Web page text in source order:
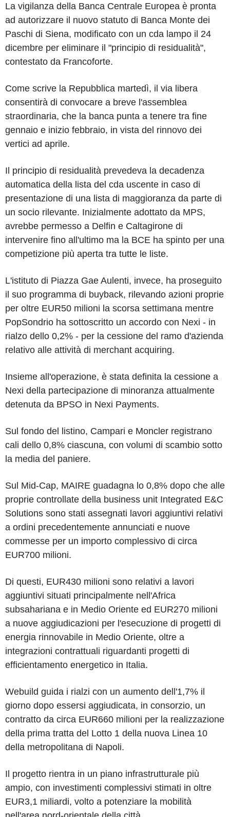
La vigilanza della Banca Centrale Europea è pronta
ad autorizzare il nuovo statuto di Banca Monte dei
Paschi di Siena, modificato con un cda lampo il 24
dicembre per eliminare il "principio di residualità",
contestato da Francoforte.
Come scrive la Repubblica martedì, il via libera
consentirà di convocare a breve l'assemblea
straordinaria, che la banca punta a tenere tra fine
gennaio e inizio febbraio, in vista del rinnovo dei
vertici ad aprile.
Il principio di residualità prevedeva la decadenza
automatica della lista del cda uscente in caso di
presentazione di una lista di maggioranza da parte di
un socio rilevante. Inizialmente adottato da MPS,
avrebbe permesso a Delfin e Caltagirone di
intervenire fino all'ultimo ma la BCE ha spinto per una
competizione più aperta tra tutte le liste.
L'istituto di Piazza Gae Aulenti, invece, ha proseguito
il suo programma di buyback, rilevando azioni proprie
per oltre EUR50 milioni la scorsa settimana mentre
PopSondrio ha sottoscritto un accordo con Nexi - in
rialzo dello 0,2% - per la cessione del ramo d'azienda
relativo alle attività di merchant acquiring.
Insieme all'operazione, è stata definita la cessione a
Nexi della partecipazione di minoranza attualmente
detenuta da BPSO in Nexi Payments.
Sul fondo del listino, Campari e Moncler registrano
cali dello 0,8% ciascuna, con volumi di scambio sotto
la media del paniere.
Sul Mid-Cap, MAIRE guadagna lo 0,8% dopo che alle
proprie controllate della business unit Integrated E&C
Solutions sono stati assegnati lavori aggiuntivi relativi
a ordini precedentemente annunciati e nuove
commesse per un importo complessivo di circa
EUR700 milioni.
Di questi, EUR430 milioni sono relativi a lavori
aggiuntivi situati principalmente nell'Africa
subsahariana e in Medio Oriente ed EUR270 milioni
a nuove aggiudicazioni per l'esecuzione di progetti di
energia rinnovabile in Medio Oriente, oltre a
integrazioni contrattuali riguardanti progetti di
efficientamento energetico in Italia.
Webuild guida i rialzi con un aumento dell'1,7% il
giorno dopo essersi aggiudicata, in consorzio, un
contratto da circa EUR660 milioni per la realizzazione
della prima tratta del Lotto 1 della nuova Linea 10
della metropolitana di Napoli.
Il progetto rientra in un piano infrastrutturale più
ampio, con investimenti complessivi stimati in oltre
EUR3,1 miliardi, volto a potenziare la mobilità